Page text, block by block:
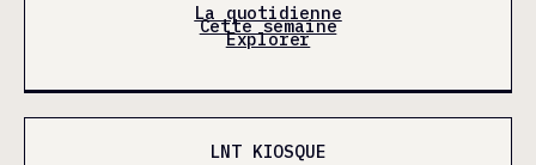
La quotidienne
Cette semaine
Explorer
LNT KIOSQUE